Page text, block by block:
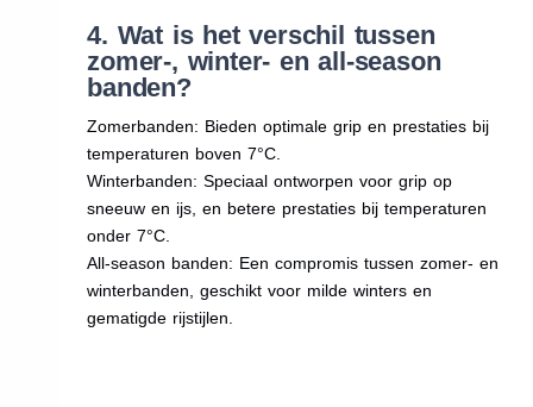
4. Wat is het verschil tussen
zomer-, winter- en all-season
banden?
Zomerbanden: Bieden optimale grip en prestaties bij
temperaturen boven 7°C.
Winterbanden: Speciaal ontworpen voor grip op
sneeuw en ijs, en betere prestaties bij temperaturen
onder 7°C.
All-season banden: Een compromis tussen zomer- en
winterbanden, geschikt voor milde winters en
gematigde rijstijlen.